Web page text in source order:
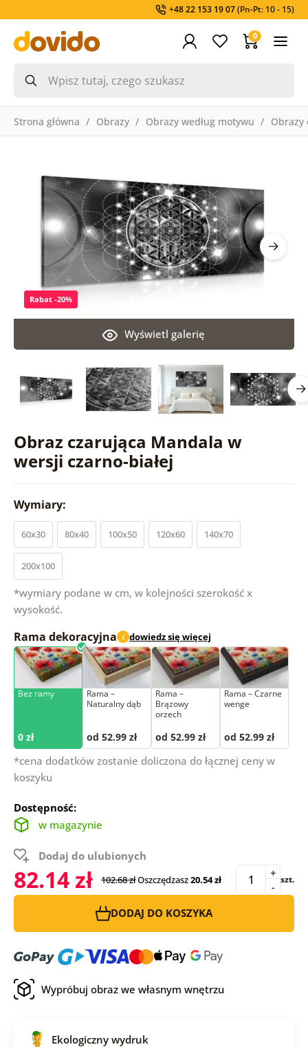
+48 22 153 19 07(Pn-Pt: 10 - 15)
0
Strona główna Obrazy Obrazy według motywu Obrazy
Obraz czarująca Mandala w
wersji czarno-białej
Wyświetl galerię
Rabat -20%
Wymiary:
60x30 80x40 100x50 120x60 140x70
200x100
*wymiary podane w cm, w kolejności szerokość x
wysokość.
Rama dekoracyjna i dowiedz się więcej
Bez ramy
0 zł
Rama –
Naturalny dąb
od 52.99 zł
Rama –
Brązowy
orzech
od 52.99 zł
Rama – Czarne
wenge
od 52.99 zł
*cena dodatków zostanie doliczona do łącznej ceny w
koszyku
Dostępność:
w magazynie
Dodaj do ulubionych
82.14 zł 102.68 złOszczędzasz20.54 zł -
+ szt.
DODAJ DO KOSZYKA
Wypróbuj obraz we własnym wnętrzu
Ekologiczny wydruk